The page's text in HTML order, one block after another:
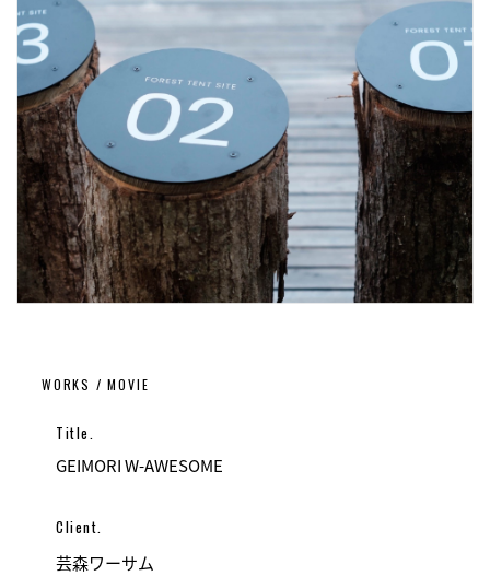
WORKS / MOVIE
Title.
GEIMORI W-AWESOME
Client.
芸森ワーサム